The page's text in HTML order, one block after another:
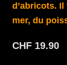
d’abricots.
mer, du
CHF 19.90